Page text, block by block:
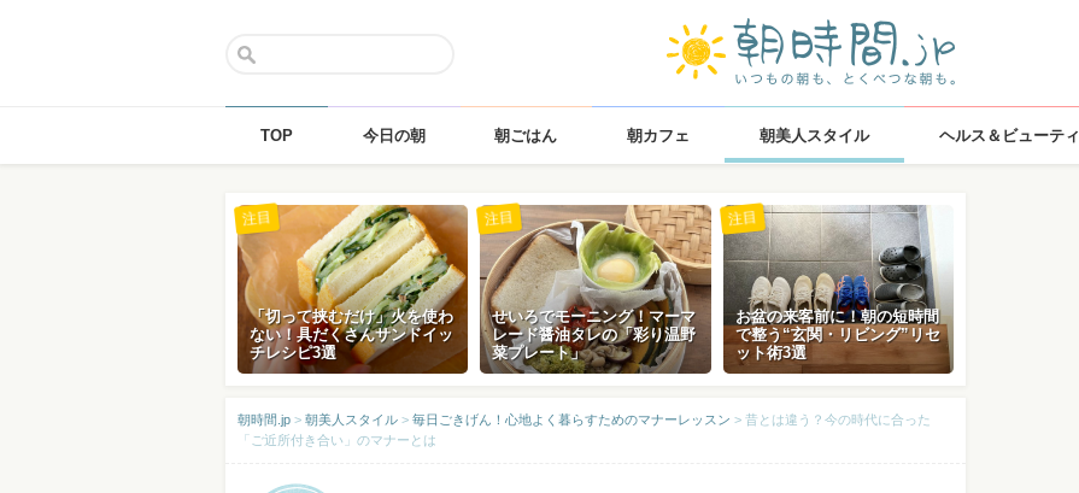
TOP 今日の朝 朝ごはん 朝カフェ 朝美人スタイル ヘルス＆ビューティ
「切って挟むだけ」火を使わ
ない！具だくさんサンドイッ
チレシピ3選
注目
せいろでモーニング！マーマ
レード醤油タレの「彩り温野
菜プレート」
注目
お盆の来客前に！朝の短時間
で整う“玄関・リビング”リセ
ット術3選
注目
朝時間.jp > 朝美人スタイル > 毎日ごきげん！心地よく暮らすためのマナーレッスン > 昔とは違う？今の時代に合った
「ご近所付き合い」のマナーとは